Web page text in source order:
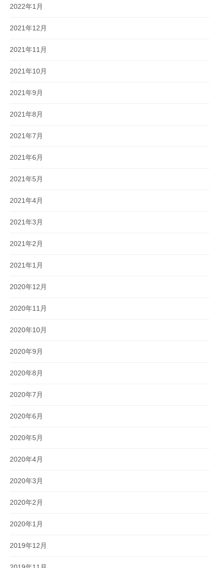
2022年1月
2021年12月
2021年11月
2021年10月
2021年9月
2021年8月
2021年7月
2021年6月
2021年5月
2021年4月
2021年3月
2021年2月
2021年1月
2020年12月
2020年11月
2020年10月
2020年9月
2020年8月
2020年7月
2020年6月
2020年5月
2020年4月
2020年3月
2020年2月
2020年1月
2019年12月